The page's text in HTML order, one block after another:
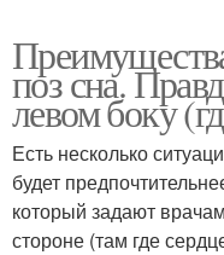
поз сна.
левом боку
Есть несколько
будет
который задают
стороне (там где